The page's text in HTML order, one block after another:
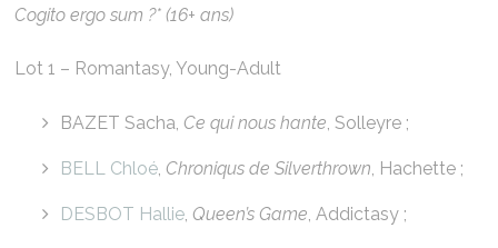
Cogito ergo sum ?* (16+ ans)
Lot 1 – Romantasy, Young-Adult
BAZET Sacha, Ce qui nous hante, Solleyre ;
BELL Chloé, Chroniqus de Silverthrown, Hachette ;
DESBOT Hallie, Queen’s Game, Addictasy ;